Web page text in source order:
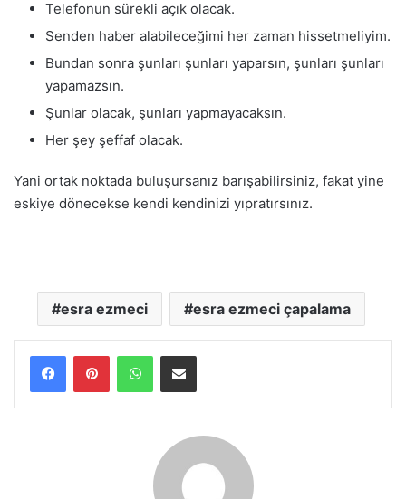
Telefonun sürekli açık olacak.
Senden haber alabileceğimi her zaman hissetmeliyim.
Bundan sonra şunları şunları yaparsın, şunları şunları
yapamazsın.
Şunlar olacak, şunları yapmayacaksın.
Her şey şeffaf olacak.
Yani ortak noktada buluşursanız barışabilirsiniz, fakat yine
eskiye dönecekse kendi kendinizi yıpratırsınız.
esra ezmeci esra ezmeci çapalama
WhatsAppE-Posta ile paylaş